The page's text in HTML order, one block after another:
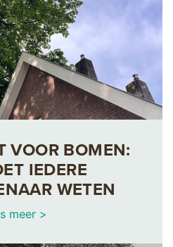
VOOR BOMEN:
IEDERE
WETEN
meer >